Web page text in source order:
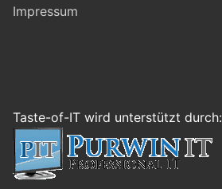
Impressum
Taste-of-IT wird unterstützt durch: